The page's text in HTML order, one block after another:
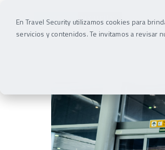
En Travel Security utilizamos cookies para
servicios y contenidos. Te invitamos a revisar